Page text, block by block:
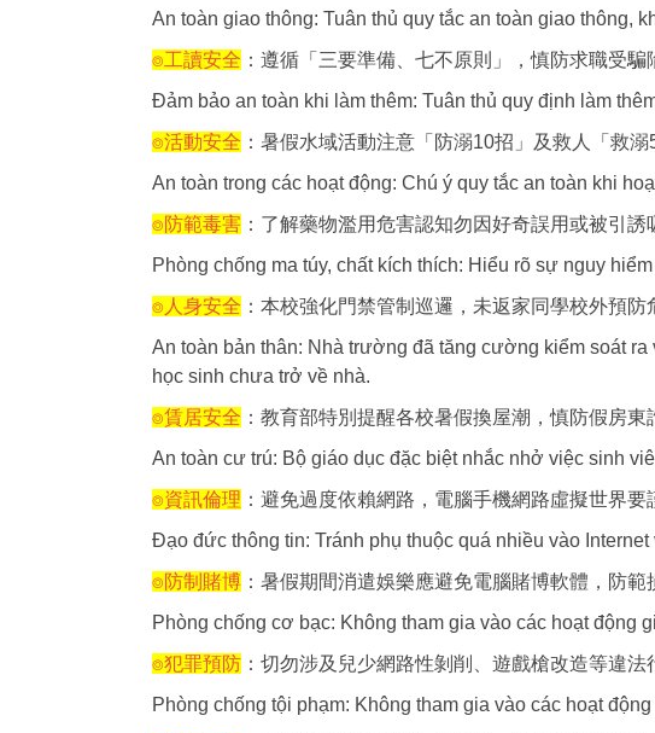
An toàn giao thông: Tuân thủ quy tắc an toàn giao thông,
⌾工讀安全 ：遵循「三要準備、七不原則」，慎防求職受騙
Đảm bảo an toàn khi làm thêm: Tuân thủ quy định làm
⌾活動安全 ：暑假水域活動注意「防溺10招」及救人「救溺
An toàn trong các hoạt động: Chú ý quy tắc an toàn khi
⌾防範毒害 ：了解藥物濫用危害認知勿因好奇誤用或被引誘
Phòng chống ma túy, chất kích thích: Hiểu rõ sự nguy
⌾人身安全 ：本校強化門禁管制巡邏，未返家同學校外預防
An toàn bản thân: Nhà trường đã tăng cường kiểm soát
học sinh chưa trở về nhà.
⌾賃居安全 ：教育部特別提醒各校暑假換屋潮，慎防假房東
An toàn cư trú: Bộ giáo dục đặc biệt nhắc nhở việc sinh
⌾資訊倫理 ：避免過度依賴網路，電腦手機網路虛擬世界要
Đạo đức thông tin: Tránh phụ thuộc quá nhiều vào
⌾防制賭博 ：暑假期間消遣娛樂應避免電腦賭博軟體，防範
Phòng chống cơ bạc: Không tham gia vào các hoạt động
⌾犯罪預防 ：切勿涉及兒少網路性剝削、遊戲槍改造等違法
Phòng chống tội phạm: Không tham gia vào các hoạt